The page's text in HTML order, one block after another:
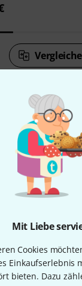
Mit Liebe
Cookies
Einkaufserlebnis
bieten. Dazu
&